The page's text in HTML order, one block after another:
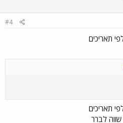
#4
תאריכים
תאריכים
לברר